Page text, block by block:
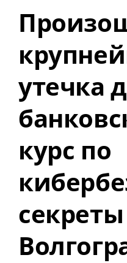
утечка
курс по